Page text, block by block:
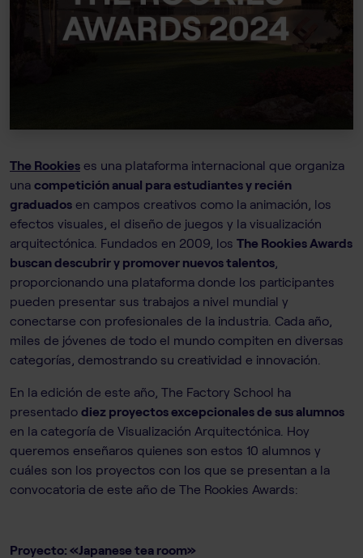
The Rookies es una plataforma internacional que organiza
una competición anual para estudiantes y recién
graduados en campos creativos como la animación, los
efectos visuales, el diseño de juegos y la visualización
arquitectónica. Fundados en 2009, los The Rookies Awards
buscan descubrir y promover nuevos talentos
proporcionando una plataforma donde los participantes
pueden presentar sus trabajos a nivel mundial y
conectarse con profesionales de la industria. Cada año,
miles de jóvenes de todo el mundo compiten en diversas
categorías, demostrando su creatividad e innovación.
En la edición de este año, The Factory School ha
presentado diez proyectos excepcionales de sus alumnos
en la categoría de Visualización Arquitectónica. Hoy
queremos enseñaros quienes son estos 10 alumnos y
cuáles son los proyectos con los que se presentan a la
convocatoria de este año de The Rookies Awards:
Proyecto: «Japanese tea room»